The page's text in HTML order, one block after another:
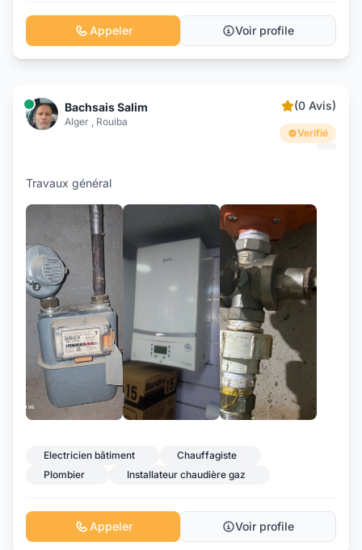
Appeler Voir profile
Bachsais Salim
Alger , Rouiba
(0 Avis)
Verifié
Travaux général
Electricien bâtiment
Chauffagiste
Plombier
Installateur chaudière gaz
Appeler Voir profile